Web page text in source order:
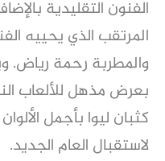
الفنون التقليدية
المرتقب الذي يحييه
والمطربة رحمة رياض.
بعرض مذهل للألعاب
كثبان ليوا بأجمل
لاستقبال العام الجديد.